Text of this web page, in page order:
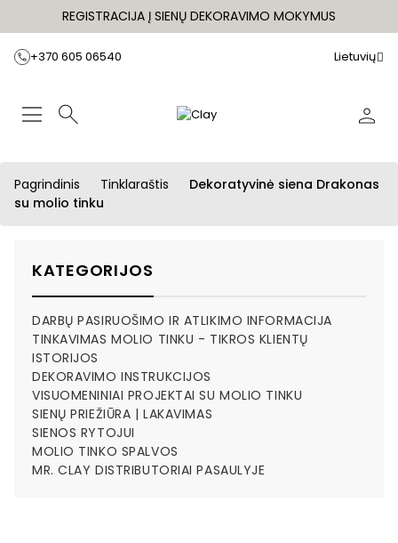
REGISTRACIJA Į SIENŲ DEKORAVIMO MOKYMUS
+370 605 06540 Lietuvių
Pagrindinis Tinklaraštis
Dekoratyvinė siena Drakonas
su molio tinku
KATEGORIJOS
DARBŲ PASIRUOŠIMO IR ATLIKIMO INFORMACIJA
TINKAVIMAS MOLIO TINKU - TIKROS KLIENTŲ
ISTORIJOS
DEKORAVIMO INSTRUKCIJOS
VISUOMENINIAI PROJEKTAI SU MOLIO TINKU
SIENŲ PRIEŽIŪRA | LAKAVIMAS
SIENOS RYTOJUI
MOLIO TINKO SPALVOS
MR. CLAY DISTRIBUTORIAI PASAULYJE